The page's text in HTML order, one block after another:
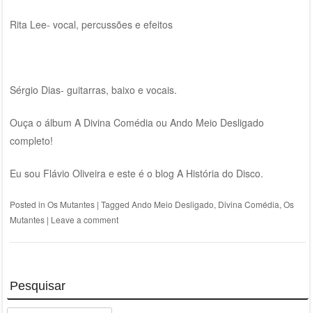
Rita Lee- vocal, percussões e efeitos
Sérgio Dias- guitarras, baixo e vocais.
Ouça o álbum A Divina Comédia ou Ando Meio Desligado
completo!
Eu sou Flávio Oliveira e este é o blog A História do Disco.
Posted in Os Mutantes | Tagged Ando Meio Desligado, Divina Comédia, Os
Mutantes | Leave a comment
Pesquisar